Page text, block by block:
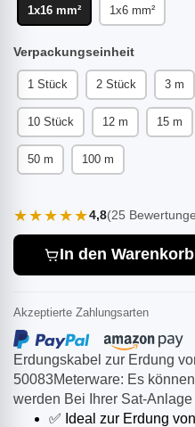
Erdungskabel zur Erdung
50083Meterware: Es
werden Bei Ihrer Sat-
✅ Ideal zur Erdung
1x16 mm² 1x6 mm²
Verpackungseinheit
1 Stück 2 Stück 3 m
10 Stück 12 m 15 m
50 m 100 m
★★★★★4,8(25
In den Warenkorb
Akzeptierte Zahlungsarten